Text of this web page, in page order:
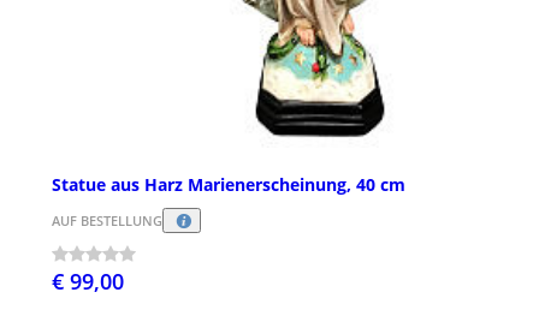
Statue aus Harz Marienerscheinung, 40 cm
AUF BESTELLUNG
€ 99,00